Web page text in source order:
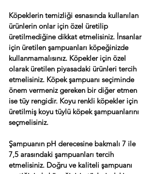
Köpeklerin temizliği esnasında kullanılan
ürünlerin onlar için özel üretilip
üretilmediğine dikkat etmelisiniz. İnsanlar
için üretilen şampuanları köpeğinizde
kullanmamalısınız. Köpekler için özel
olarak üretilen piyasadaki ürünleri tercih
etmelisiniz. Köpek şampuanı seçiminde
önem vermeniz gereken bir diğer etmen
ise tüy rengidir. Koyu renkli köpekler için
üretilmiş koyu tüylü köpek şampuanlarını
seçmelisiniz.
Şampuanın pH derecesine bakmalı 7 ile
7,5 arasındaki şampuanları tercih
etmelisiniz. Doğru ve kaliteli şampuanı